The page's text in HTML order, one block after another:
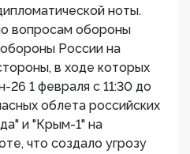
ноты.
вопросам обороны
России на
в ходе которых
26 1 февраля с 11:30 до
облета российских
и "Крым-1" на
что создало угрозу